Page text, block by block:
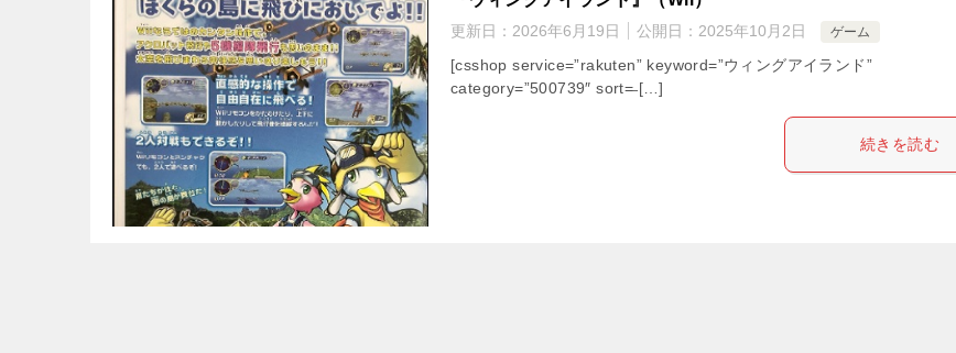
更新日： 2026年6月19日 公開日： 2025年10月2日 ゲーム
[csshop service=”rakuten” keyword=”ウィングアイランド”
category=”500739″ sort=̶ […]
続きを読む